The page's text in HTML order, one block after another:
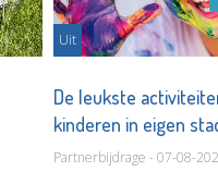
Uit
De leukste
kinderen in eigen
Partnerbijdrage - 07-08-